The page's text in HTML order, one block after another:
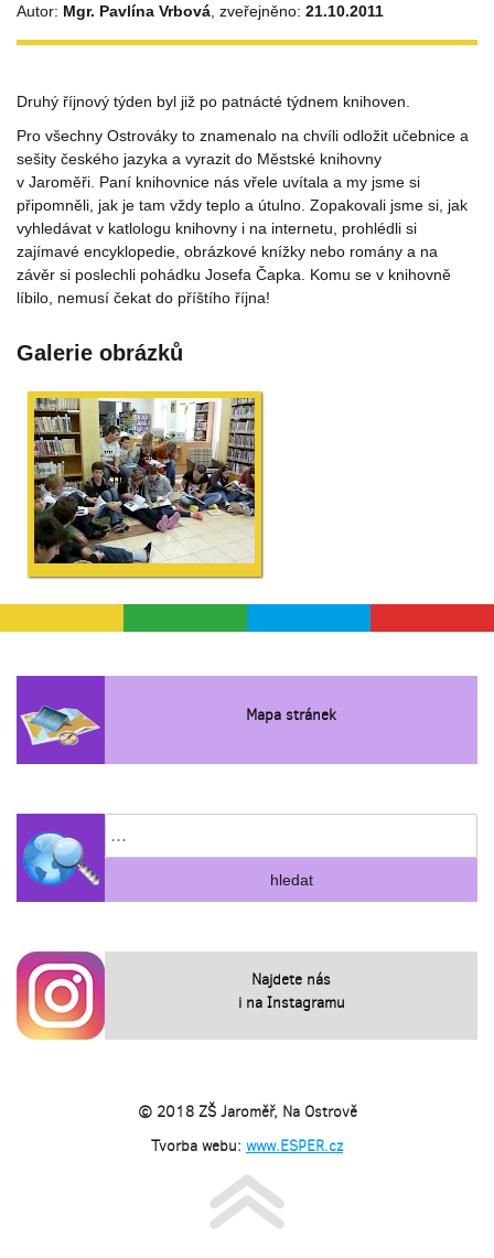
Autor: Mgr. Pavlína Vrbová , zveřejněno: 21.10.2011
Druhý říjnový týden byl již po patnácté týdnem knihoven.
Pro všechny Ostrováky to znamenalo na chvíli odložit učebnice a
sešity českého jazyka a vyrazit do Městské knihovny
v Jaroměři. Paní knihovnice nás vřele uvítala a my jsme si
připomněli, jak je tam vždy teplo a útulno. Zopakovali jsme si, jak
vyhledávat v katlologu knihovny i na internetu, prohlédli si
zajímavé encyklopedie, obrázkové knížky nebo romány a na
závěr si poslechli pohádku Josefa Čapka. Komu se v knihovně
líbilo, nemusí čekat do příštího října!
Galerie obrázků
Mapa stránek
Najdete nás
i na Instagramu
© 2018 ZŠ Jaroměř, Na Ostrově
Tvorba webu: www.ESPER.cz